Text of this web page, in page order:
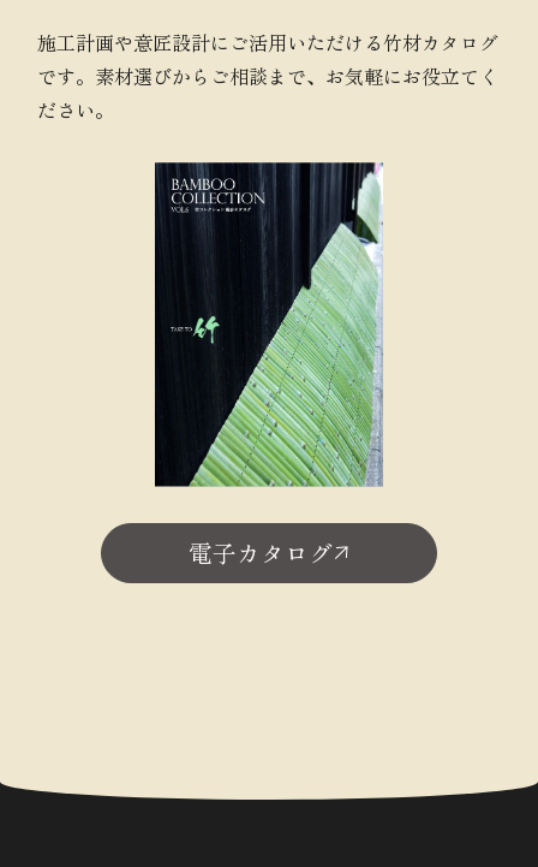
施工計画や意匠設計にご活用いただける竹材カタログ
です。素材選びからご相談まで、お気軽にお役立てく
ださい。
電子カタログ